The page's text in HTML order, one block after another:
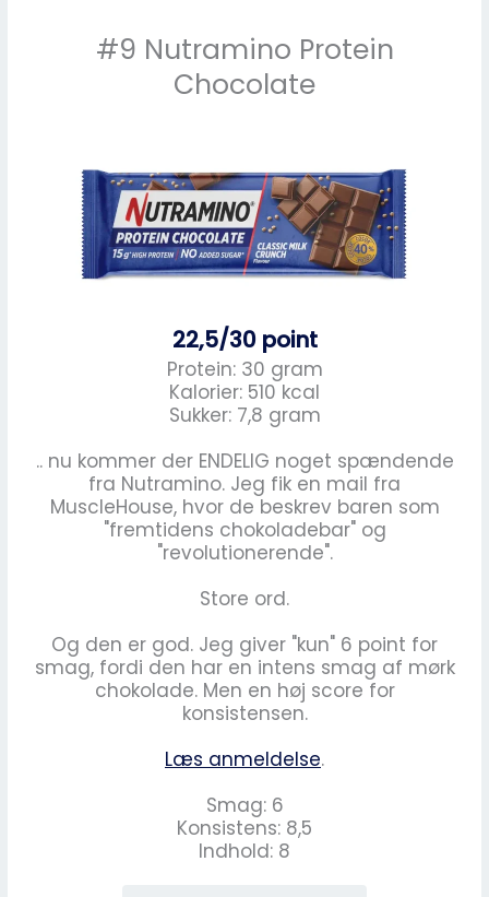
#9 Nutramino Protein
Chocolate
22,5/30 point
Protein: 30 gram
Kalorier: 510 kcal
Sukker: 7,8 gram
.. nu kommer der ENDELIG noget spændende
fra Nutramino. Jeg fik en mail fra
MuscleHouse, hvor de beskrev baren som
"fremtidens chokoladebar" og
"revolutionerende".
Store ord.
Og den er god. Jeg giver "kun" 6 point for
smag, fordi den har en intens smag af mørk
chokolade. Men en høj score for
konsistensen.
Læs anmeldelse.
Smag: 6
Konsistens: 8,5
Indhold: 8